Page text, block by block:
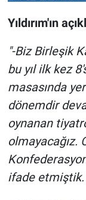
Yıldırım'ın
"-Biz Birleşik
bu yıl ilk kez
masasında
dönemdir
oynanan
olmayacağız.
ifade etmiştik.
Spor
Teknoloji
Yerel
Yerel Yaşam